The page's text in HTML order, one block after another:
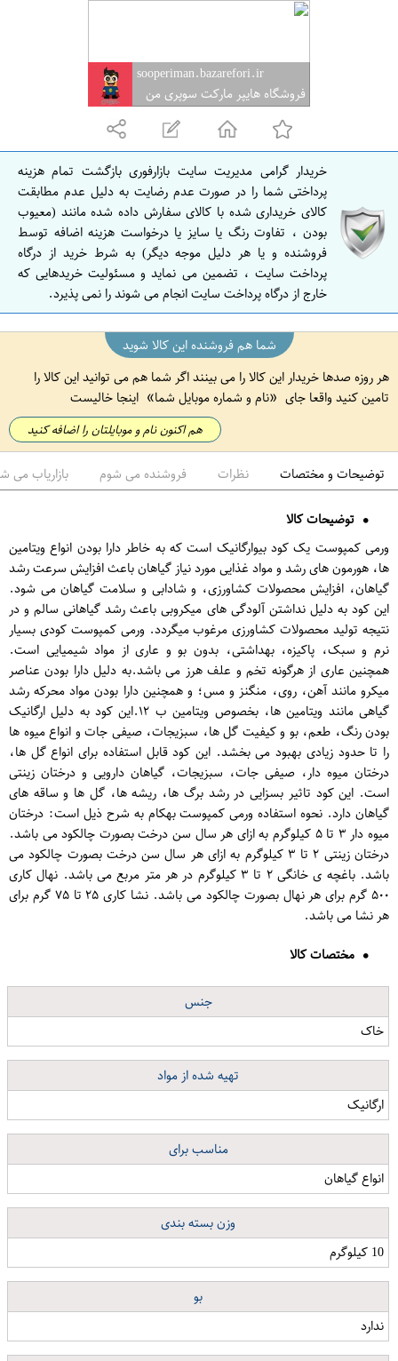
sooperiman.bazarefori.ir
فروشگاه هایپر مارکت سوپری من
خریدار گرامی مدیریت سایت بازارفوری بازگشت تمام هزینه
پرداختی شما را در صورت عدم رضایت به دلیل عدم مطابقت
کالای خریداری شده با کالای سفارش داده شده مانند (معیوب
بودن ، تفاوت رنگ یا سایز یا درخواست هزینه اضافه توسط
فروشنده و یا هر دلیل موجه دیگر) به شرط خرید از درگاه
پرداخت سایت ، تضمین می نماید و مسئولیت خریدهایی که
خارج از درگاه پرداخت سایت انجام می شوند را نمی پذیرد.
شما هم فروشنده این کالا شوید
هر روزه صدها خریدار این کالا را می بینند اگر شما هم می توانید این کالا را
تامین کنید واقعا جای
نام و شماره موبایل شما اینجا خالیست
هم اکنون نام و موبایلتان را اضافه کنید
توضیحات و مختصات نظرات فروشنده می شوم بازاریاب می
توضیحات کالا
ورمی کمپوست یک کود بیوارگانیک است که به خاطر دارا بودن انواع ویتامین
ها، هورمون های رشد و مواد غذایی مورد نیاز گیاهان باعث افزایش سرعت رشد
گیاهان، افزایش محصولات کشاورزی، و شادابی و سلامت گیاهان می شود.
این کود به دلیل نداشتن آلودگی های میکروبی باعث رشد گیاهانی سالم و در
نتیجه تولید محصولات کشاورزی مرغوب میگردد. ورمی کمپوست کودی بسیار
نرم و سبک، پاکیزه، بهداشتی، بدون بو و عاری از مواد شیمیایی است.
همچنین عاری از هرگونه تخم و علف هرز می باشد.به دلیل دارا بودن عناصر
میکرو مانند آهن، روی، منگنز و مس؛ و همچنین دارا بودن مواد محرکه رشد
گیاهی مانند ویتامین ها، بخصوص ویتامین ب ۱۲.این کود به دلیل ارگانیک
بودن رنگ، طعم، بو و کیفیت گل ها، سبزیجات، صیفی جات و انواع میوه ها
را تا حدود زیادی بهبود می بخشد. این کود قابل استفاده برای انواع گل ها،
درختان میوه دار، صیفی جات، سبزیجات، گیاهان دارویی و درختان زینتی
است. این کود تاثیر بسزایی در رشد برگ ها، ریشه ها، گل ها و ساقه های
گیاهان دارد. نحوه استفاده ورمی کمپوست بهکام به شرح ذیل است: درختان
میوه دار ۳ تا ۵ کیلوگرم به ازای هر سال سن درخت بصورت چالکود می باشد.
درختان زینتی ۲ تا ۳ کیلوگرم به ازای هر سال سن درخت بصورت چالکود می
باشد. باغچه ی خانگی ۲ تا ۳ کیلوگرم در هر متر مربع می باشد. نهال کاری
۵۰۰ گرم برای هر نهال بصورت چالکود می باشد. نشا کاری ۲۵ تا ۷۵ گرم برای
هر نشا می باشد.
مختصات کالا
جنس
خاک
تهیه شده از مواد
ارگانیک
مناسب برای
انواع گیاهان
وزن بسته بندی
10 کیلوگرم
بو
ندارد